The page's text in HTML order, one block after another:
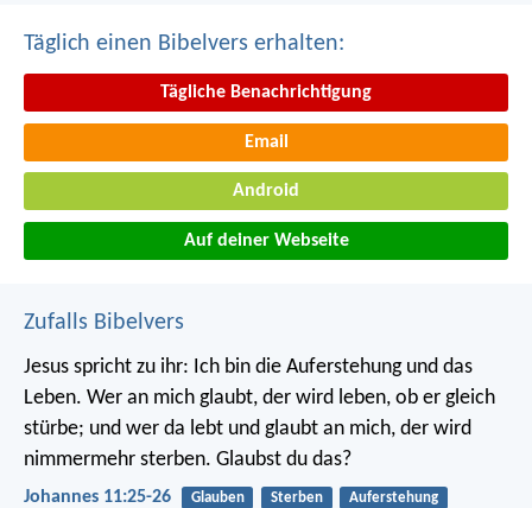
Täglich einen Bibelvers erhalten:
Tägliche Benachrichtigung
Email
Android
Auf deiner Webseite
Zufalls Bibelvers
Jesus spricht zu ihr: Ich bin die Auferstehung und das
Leben. Wer an mich glaubt, der wird leben, ob er gleich
stürbe; und wer da lebt und glaubt an mich, der wird
nimmermehr sterben. Glaubst du das?
Johannes 11:25-26 Glauben Sterben Auferstehung